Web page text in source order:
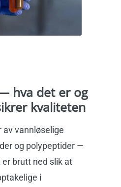
hva det er og
kvaliteten
av vannløselige
og polypeptider —
brutt ned slik at
i